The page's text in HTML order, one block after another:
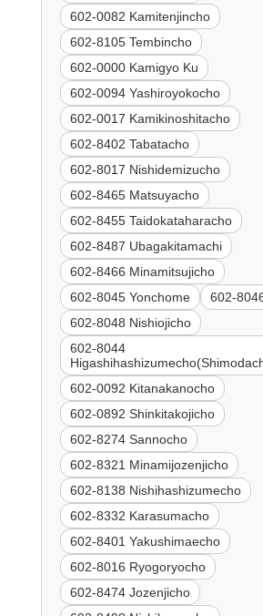
602-0082 Kamitenjincho
602-8105 Tembincho
602-0000 Kamigyo Ku
602-0094 Yashiroyokocho
602-0017 Kamikinoshitacho
602-8402 Tabatacho
602-8017 Nishidemizucho
602-8465 Matsuyacho
602-8455 Taidokataharacho
602-8487 Ubagakitamachi
602-8466 Minamitsujicho
602-8045 Yonchome
602-
602-8048 Nishiojicho
602-8044
602-0092 Kitanakanocho
602-0892 Shinkitakojicho
602-8274 Sannocho
602-8321 Minamijozenjicho
602-8138 Nishihashizumecho
602-8332 Karasumacho
602-8401 Yakushimaecho
602-8016 Ryogoryocho
602-8474 Jozenjicho